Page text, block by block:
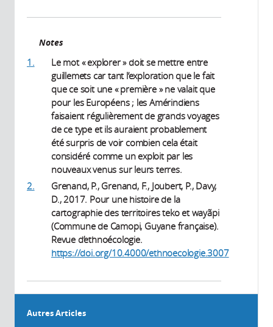
Notes
1.
Le mot « explorer » doit se mettre entre
guillemets car tant l’exploration que le fait
que ce soit une « première » ne valait que
pour les Européens ; les Amérindiens
faisaient régulièrement de grands voyages
de ce type et ils auraient probablement
été surpris de voir combien cela était
considéré comme un exploit par les
nouveaux venus sur leurs terres.
2.
Grenand, P., Grenand, F., Joubert, P., Davy,
D., 2017. Pour une histoire de la
cartographie des territoires teko et wayãpi
(Commune de Camopi, Guyane française).
Revue d’ethnoécologie.
https://doi.org/10.4000/ethnoecologie.3007
Autres Articles